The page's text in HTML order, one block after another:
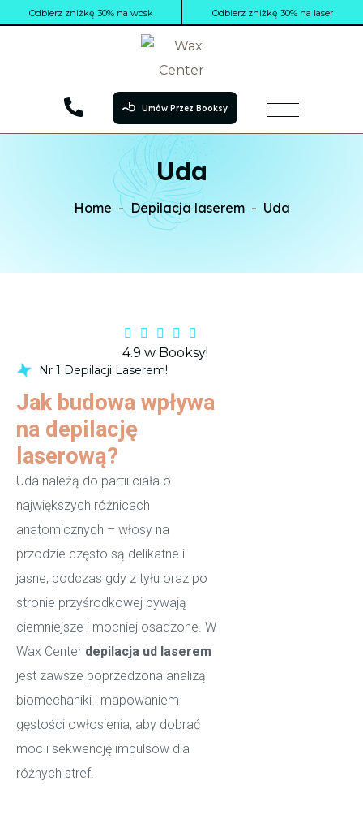
Odbierz zniżkę 30% na wosk Odbierz zniżkę 30% na laser
Umów Przez Booksy
Uda
Home Depilacja laserem Uda
4.9 w Booksy!
Nr 1 Depilacji Laserem!
Jak budowa wpływa
na depilację
laserową?
Uda należą do partii ciała o
największych różnicach
anatomicznych – włosy na
przodzie często są delikatne i
jasne, podczas gdy z tyłu oraz po
stronie przyśrodkowej bywają
ciemniejsze i mocniej osadzone. W
Wax Center depilacja ud laserem
jest zawsze poprzedzona analizą
biomechaniki i mapowaniem
gęstości owłosienia, aby dobrać
moc i sekwencję impulsów dla
różnych stref.